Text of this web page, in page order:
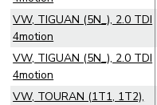
VW, TIGUAN (5N_), 2.0 TDI
4motion
VW, TIGUAN (5N_), 2.0 TDI
4motion
VW, TOURAN (1T1, 1T2),